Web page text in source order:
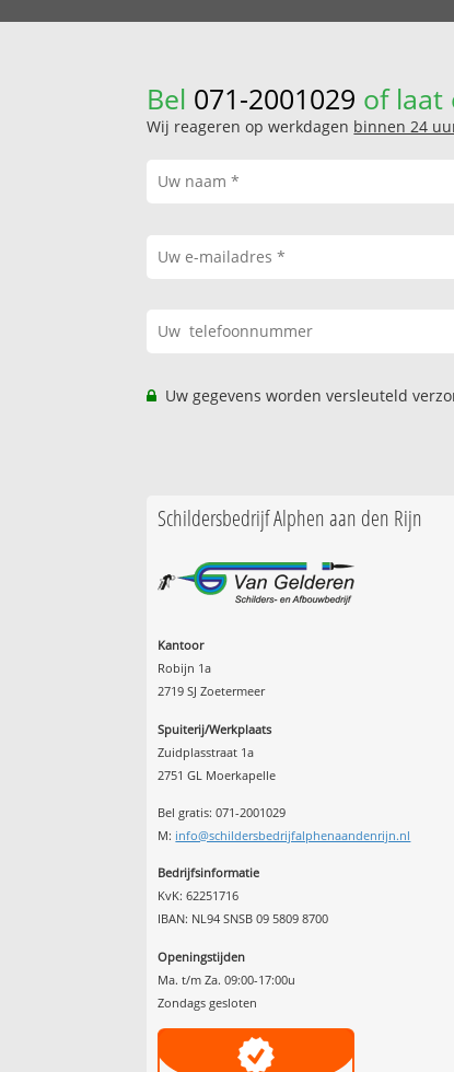
Bel 071-2001029 of laat
Wij reageren op werkdagen binnen 24
Uw gegevens worden versleuteld
Schildersbedrijf Alphen aan den Rijn
Kantoor
Robijn 1a
2719 SJ Zoetermeer
Spuiterij/Werkplaats
Zuidplasstraat 1a
2751 GL Moerkapelle
Bel gratis: 071-2001029
M: info@schildersbedrijfalphenaandenrijn.nl
Bedrijfsinformatie
KvK: 62251716
IBAN: NL94 SNSB 09 5809 8700
Openingstijden
Ma. t/m Za. 09:00-17:00u
Zondags gesloten